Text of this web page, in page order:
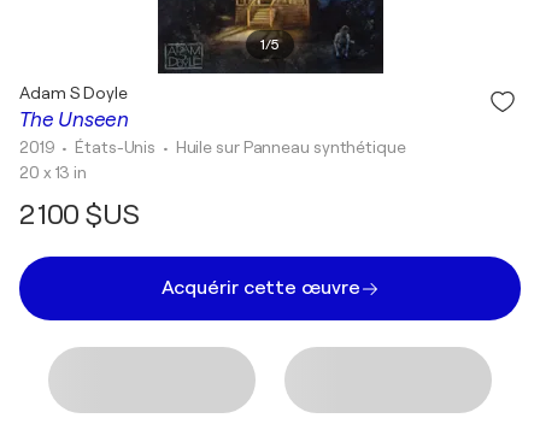
1/5
The Unseen
Adam S Doyle
2019 • États-Unis • Huile sur Panneau synthétique
20 x 13 in
2 100 $US
Acquérir cette œuvre